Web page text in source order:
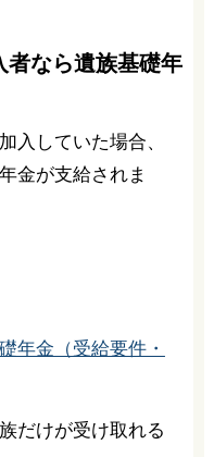
者なら遺族基礎年
入していた場合、
金が支給されま
年金（受給要件・
だけが受け取れる